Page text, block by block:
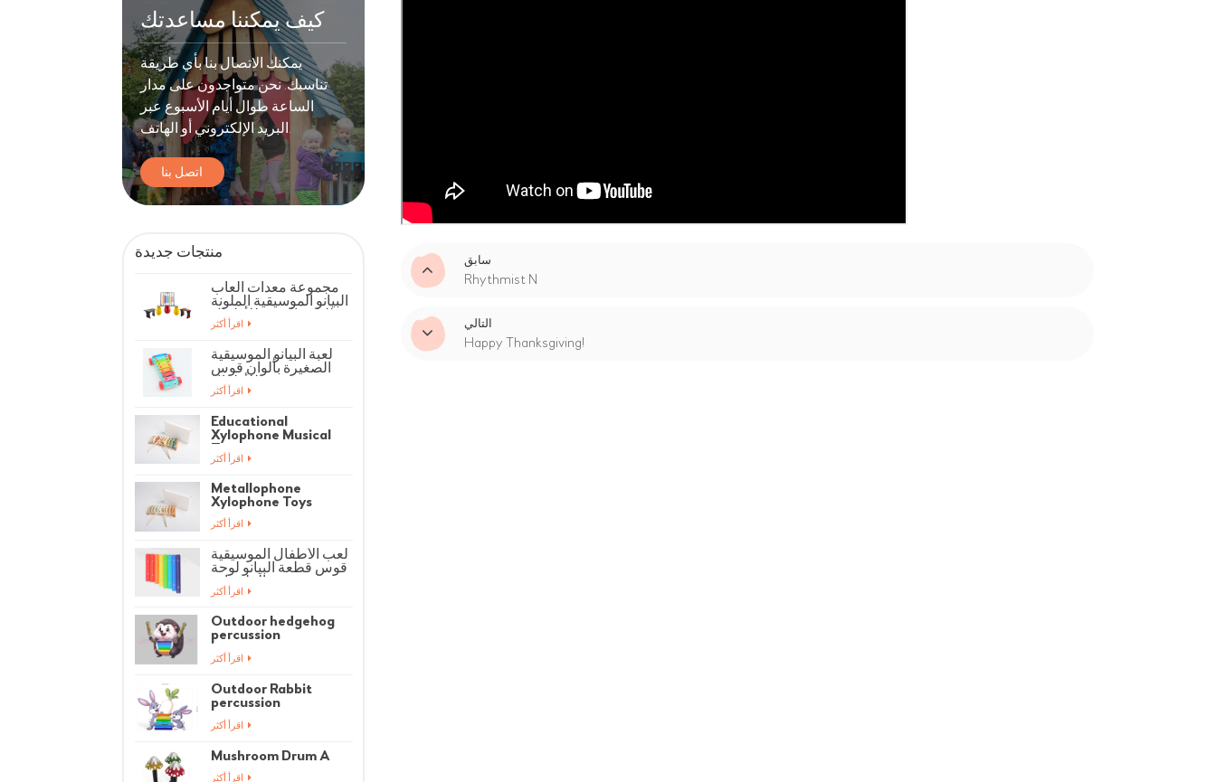
كيف يمكننا مساعدتك
يمكنك الاتصال بنا بأي طريقة
تناسبك. نحن متواجدون على مدار
الساعة طوال أيام الأسبوع عبر
البريد الإلكتروني أو الهاتف.
اتصل بنا
منتجات جديدة
مجموعة معدات ألعاب
البيانو الموسيقية الملونة
للياقة البدنية للأطفال
لعبة البيانو الموسيقية
الصغيرة بألوان قوس
قزح للأطفال
Educational
Xylophone Musical
Toys
Metallophone
Xylophone Toys
لعب الأطفال الموسيقية
قوس قطعة البيانو لوحة
الملحقات
Outdoor hedgehog
percussion
instrument
Outdoor Rabbit
percussion
instrument
Mushroom Drum A
سابق
Rhythmist N
التالي
Happy Thanksgiving!